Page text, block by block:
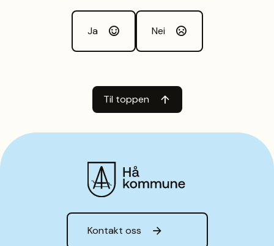
Ja Nei
Til toppen
Kontakt oss